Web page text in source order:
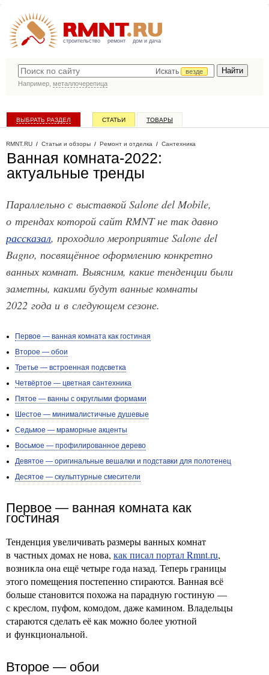
строительство ремонт дом и дача
Искать
везде
Например, металлочерепица
ВЫБРАТЬ РАЗДЕЛ СТАТЬИ ТОВАРЫ
RMNT.RU / Статьи и обзоры / Ремонт и отделка / Сантехника
Ванная комната-2022:
актуальные тренды
Параллельно с выставкой Salone del Mobile,
о трендах которой сайт RMNT не так давно
рассказал, проходило мероприятие Salone del
Bagno, посвящённое оформлению конкретно
ванных комнат. Выясним, какие тенденции были
заметны, какими будут ванные комнаты
2022 года и в следующем сезоне.
Первое — ванная комната как гостиная
Второе — обои
Третье — встроенная подсветка
Четвёртое — цветная сантехника
Пятое — ванны с округлыми формами
Шестое — минималистичные душевые
Седьмое — мраморные акценты
Восьмое — профилированное дерево
Девятое — оригинальные вешалки и подставки для полотенец
Десятое — скульптурные смесители
Первое — ванная комната как
гостиная
Тенденция увеличивать размеры ванных комнат
в частных домах не нова, как писал портал Rmnt.ru,
возникла она ещё четыре года назад. Теперь границы
этого помещения постепенно стираются. Ванная всё
больше становится похожа на парадную гостиную —
с креслом, пуфом, комодом, даже камином. Владельцы
стараются сделать её как можно более уютной
и функциональной.
Второе — обои